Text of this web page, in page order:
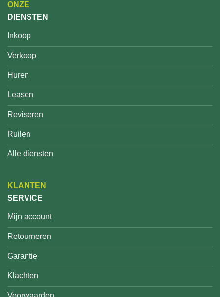
ONZE
DIENSTEN
Inkoop
Verkoop
Huren
Leasen
Reviseren
Ruilen
Alle diensten
KLANTEN
SERVICE
Mijn account
Retourneren
Garantie
Klachten
Voorwaarden